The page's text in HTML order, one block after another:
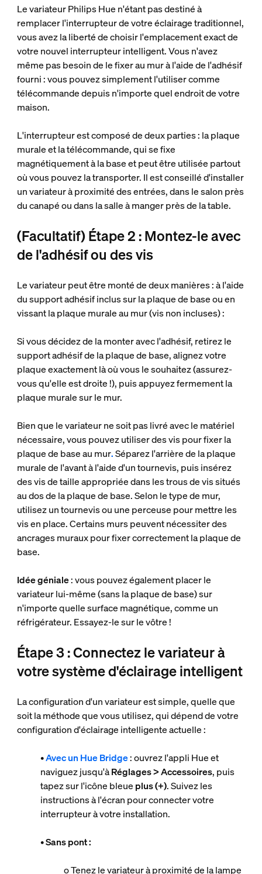
Le variateur Philips Hue n'étant pas destiné à
remplacer l'interrupteur de votre éclairage traditionnel,
vous avez la liberté de choisir l'emplacement exact de
votre nouvel interrupteur intelligent. Vous n'avez
même pas besoin de le fixer au mur à l'aide de l'adhésif
fourni : vous pouvez simplement l'utiliser comme
télécommande depuis n'importe quel endroit de votre
maison.
L'interrupteur est composé de deux parties : la plaque
murale et la télécommande, qui se fixe
magnétiquement à la base et peut être utilisée partout
où vous pouvez la transporter. Il est conseillé d'installer
un variateur à proximité des entrées, dans le salon près
du canapé ou dans la salle à manger près de la table.
(Facultatif) Étape 2 : Montez-le avec
de l'adhésif ou des vis
Le variateur peut être monté de deux manières : à l'aide
du support adhésif inclus sur la plaque de base ou en
vissant la plaque murale au mur (vis non incluses) :
Si vous décidez de la monter avec l'adhésif, retirez le
support adhésif de la plaque de base, alignez votre
plaque exactement là où vous le souhaitez (assurez-
vous qu'elle est droite !), puis appuyez fermement la
plaque murale sur le mur.
Bien que le variateur ne soit pas livré avec le matériel
nécessaire, vous pouvez utiliser des vis pour fixer la
plaque de base au mur.Séparez l'arrière de la plaque
murale de l'avant à l'aide d'un tournevis, puis insérez
des vis de taille appropriée dans les trous de vis situés
au dos de la plaque de base. Selon le type de mur,
utilisez un tournevis ou une perceuse pour mettre les
vis en place. Certains murs peuvent nécessiter des
ancrages muraux pour fixer correctement la plaque de
base.
Idée géniale: vous pouvez également placer le
variateur lui-même (sans la plaque de base) sur
n'importe quelle surface magnétique, comme un
réfrigérateur. Essayez-le sur le vôtre !
Étape 3 : Connectez le variateur à
votre système d'éclairage intelligent
La configuration d'un variateur est simple, quelle que
soit la méthode que vous utilisez, qui dépend de votre
configuration d'éclairage intelligente actuelle :
•Avec un Hue Bridge: ouvrez l'appli Hue et
naviguez jusqu'àRéglages > Accessoires, puis
tapez sur l'icône bleue plus (+). Suivez les
instructions à l'écran pour connecter votre
interrupteur à votre installation.
•Sans pont :
o Tenez le variateur à proximité de la lampe